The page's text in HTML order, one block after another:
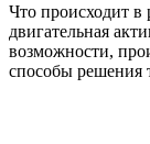
Что происходит в
двигательная
возможности,
способы решения